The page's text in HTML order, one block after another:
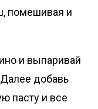
помешивая и
и выпаривай
добавь
пасту и все